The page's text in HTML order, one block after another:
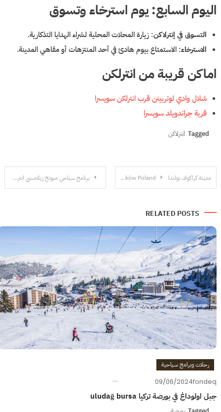
اليوم السابع: يوم استرخاء وتسوق
التسوق في إنترلاكن: زيارة المحلات المحلية لشراء الهدايا التذكارية.
الاسترخاء: الاستمتاع بيوم هادئ في أحد المنتزهات أو مقاهي المدينة.
اماكن قريبة من انترلكن
شلال وادي لوتربينن قرب انترلكن سويسرا
قرية جراندويلد سويسرا
Tagged انترلاكن
تصفّح
برنامج سياحي ميونخ زيلامسي انترلاكن لمدة 10 ايام مدينة كراكوف بولندا Kraków Poland
RELATED POSTS
رحلات وبرامج سياحية
09/06/2024fondeq
جبل اولوداغ في بورصة تركيا uludağ bursa